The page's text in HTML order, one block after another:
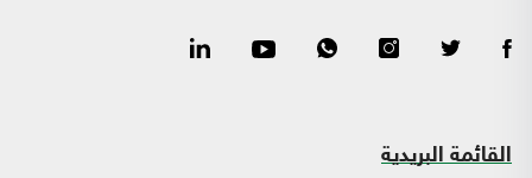
القائمة البريدية